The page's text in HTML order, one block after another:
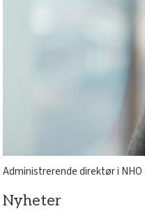
Administrerende direktør i
Nyheter